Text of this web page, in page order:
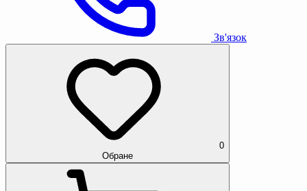
Зв'язок
0
Обране